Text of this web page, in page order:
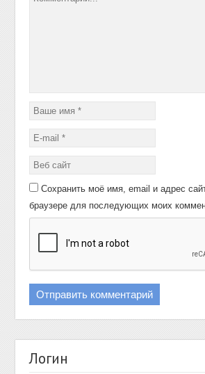
Сохранить моё имя, email и адрес
браузере для последующих моих
Логин